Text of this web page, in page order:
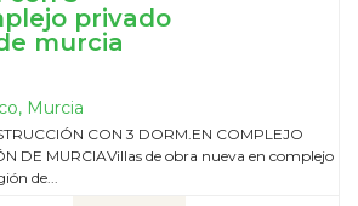
privado
murcia
Murcia
CON 3 DORM.EN COMPLEJO
DE MURCIAVillas de obra nueva en complejo
de...